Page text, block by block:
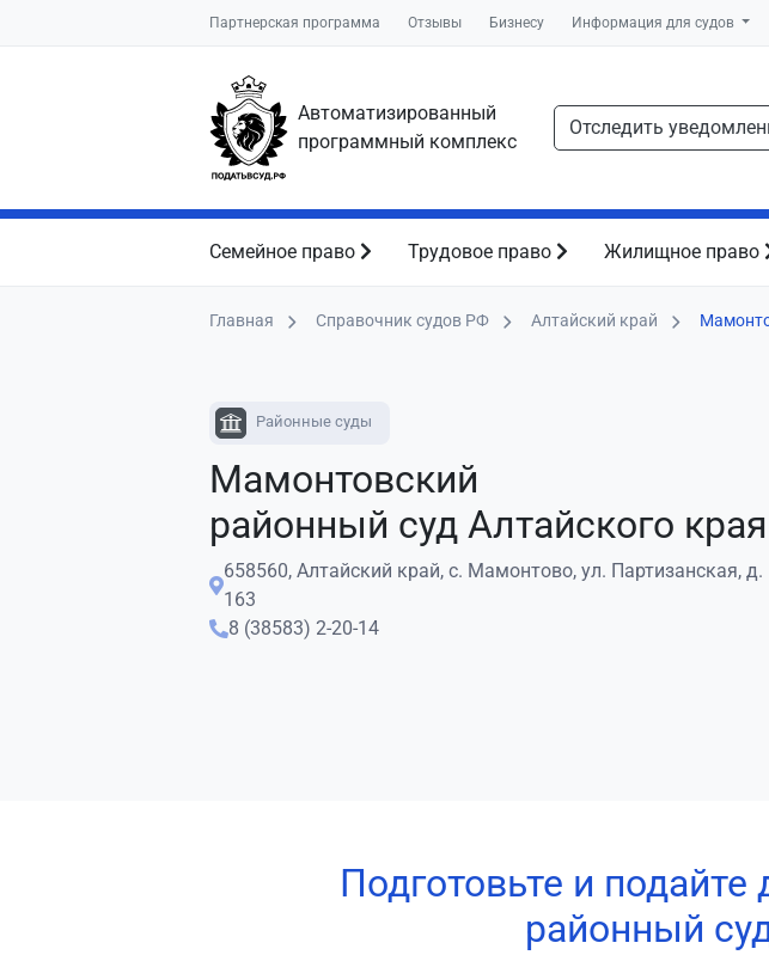
Партнерская программа Отзывы Бизнесу Информация для судов
Автоматизированный
программный комплекс
Отследить
Семейное право Трудовое право Жилищное право
Главная Справочник судов РФ Алтайский край
Районные суды
Мамонтовский
районный суд Алтайского края
658560, Алтайский край, с. Мамонтово, ул. Партизанская, д.
163
8 (38583) 2-20-14
Подготовьте и
районный